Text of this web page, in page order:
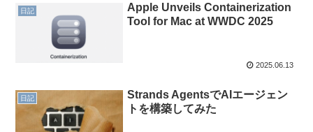
日記
Apple Unveils Containerization
Tool for Mac at WWDC 2025
2025.06.13
日記
Strands AgentsでAIエージェン
トを構築してみた